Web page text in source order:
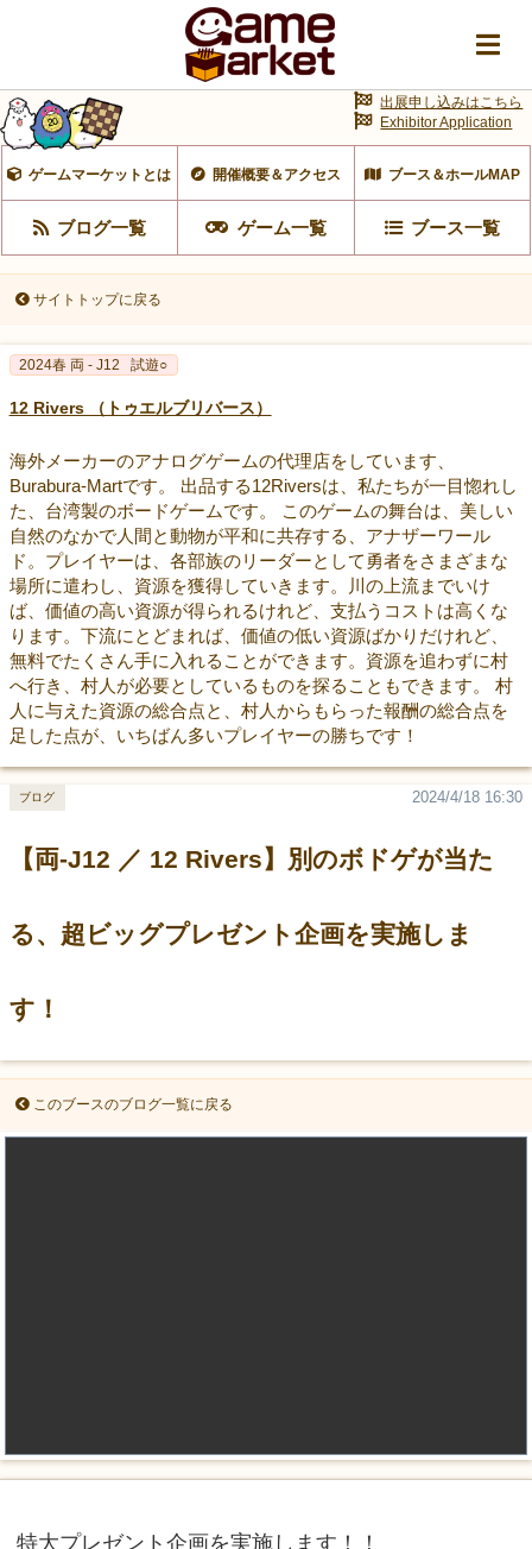
ゲームマーケットとは 開催概要＆アクセス ブース＆ホールMAP
ブログ一覧 ゲーム一覧 ブース一覧
出展申し込みはこちら
Exhibitor Application
サイトトップに戻る
2024春 両 - J12 試遊○
12 Rivers （トゥエルブリバース）
海外メーカーのアナログゲームの代理店をしています、
Burabura-Martです。 出品する12Riversは、私たちが一目惚れし
た、台湾製のボードゲームです。 このゲームの舞台は、美しい
自然のなかで人間と動物が平和に共存する、アナザーワール
ド。プレイヤーは、各部族のリーダーとして勇者をさまざまな
場所に遣わし、資源を獲得していきます。川の上流までいけ
ば、価値の高い資源が得られるけれど、支払うコストは高くな
ります。下流にとどまれば、価値の低い資源ばかりだけれど、
無料でたくさん手に入れることができます。資源を追わずに村
へ行き、村人が必要としているものを探ることもできます。 村
人に与えた資源の総合点と、村人からもらった報酬の総合点を
足した点が、いちばん多いプレイヤーの勝ちです！
【両-J12 ／ 12 Rivers】別のボドゲが当た
る、超ビッグプレゼント企画を実施しま
す！
2024/4/18 16:30
ブログ
このブースのブログ一覧に戻る
特大プレゼント企画を実施します！！